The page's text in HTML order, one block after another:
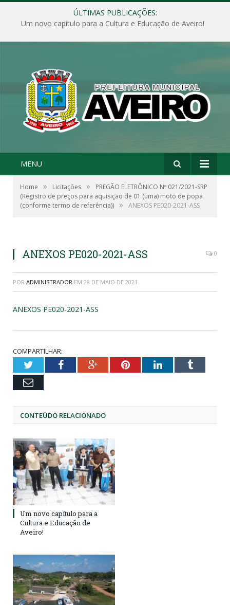
ÚLTIMAS PUBLICAÇÕES:
Um novo capítulo para a Cultura e Educação de Aveiro!
MENU
Home » Licitações »
PREGÃO ELETRÔNICO Nº 021/2021-SRP
(Registro de preços para aquisição de 01 (uma) moto de popa
(conforme termo de referência)) » ANEXOS PE020-2021-ASS
ANEXOS PE020-2021-ASS 0
POR ADMINISTRADOR EM 28 DE MAIO DE 2021
ANEXOS PE020-2021-ASS
COMPARTILHAR:
TwitterFacebookGoogle+PinterestLinkedInTumblr
Email
CONTEÚDO RELACIONADO
Um novo capítulo para a
Cultura e Educação de
Aveiro!